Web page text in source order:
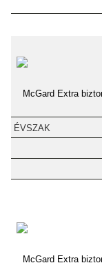
McGard Extra
McGard Extra